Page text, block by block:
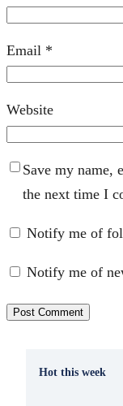
Email *
Website
Save my name,
the next time I
Notify me of
Notify me of
Hot this week